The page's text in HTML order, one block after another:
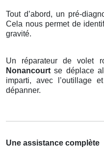
Tout d’abord, un pré-
Cela nous permet de
gravité.
Un réparateur de volet
Nonancourtse déplace
imparti, avec l’outillage
dépanner.
Une assistance complète